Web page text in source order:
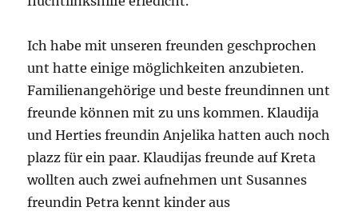
Ich habe mit unseren freunden geschprochen
unt hatte einige möglichkeiten anzubieten.
Familienangehörige und beste freundinnen unt
freunde können mit zu uns kommen. Klaudija
und Herties freundin Anjelika hatten auch noch
plazz für ein paar. Klaudijas freunde auf Kreta
wollten auch zwei aufnehmen unt Susannes
freundin Petra kennt kinder aus